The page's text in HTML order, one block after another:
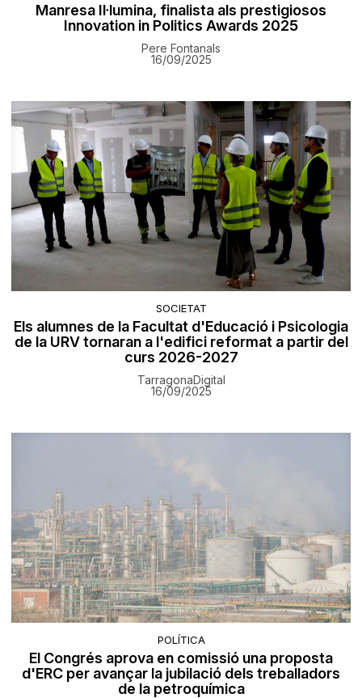
Manresa Il·lumina, finalista als prestigiosos
Innovation in Politics Awards 2025
Pere Fontanals
16/09/2025
SOCIETAT
Els alumnes de la Facultat d'Educació i Psicologia
de la URV tornaran a l'edifici reformat a partir del
curs 2026-2027
TarragonaDigital
16/09/2025
POLÍTICA
El Congrés aprova en comissió una proposta
d'ERC per avançar la jubilació dels treballadors
de la petroquímica